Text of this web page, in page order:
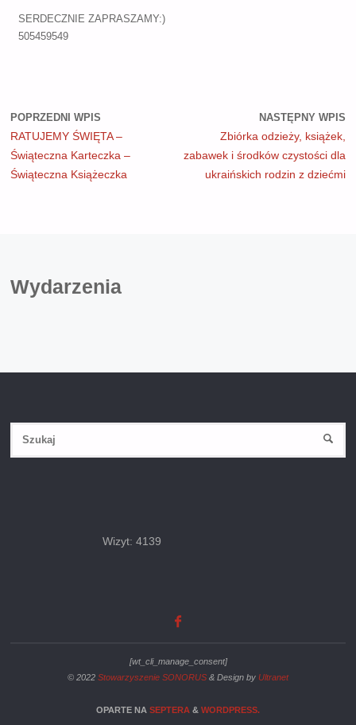
SERDECZNIE ZAPRASZAMY:)
505459549
POPRZEDNI WPIS
RATUJEMY ŚWIĘTA –
Świąteczna Karteczka –
Świąteczna Książeczka
NASTĘPNY WPIS
Zbiórka odzieży, książek,
zabawek i środków czystości dla
ukraińskich rodzin z dziećmi
Wydarzenia
Wizyt: 4139
[wt_cli_manage_consent]
© 2022 Stowarzyszenie SONORUS & Design by Ultranet
OPARTE NA SEPTERA & WORDPRESS.